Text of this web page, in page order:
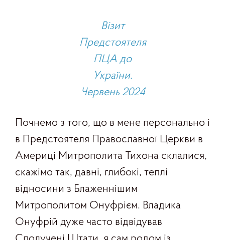
Візит
Предстоятеля
ПЦА до
України.
Червень 2024
Почнемо з того, що в мене персонально і
в Предстоятеля Православної Церкви в
Америці Митрополита Тихона склалися,
скажімо так, давні, глибокі, теплі
відносини з Блаженнішим
Митрополитом Онуфрієм. Владика
Онуфрій дуже часто відвідував